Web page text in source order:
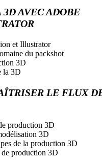
AVEC ADOBE
et Illustrator
du packshot
3D
la 3D
LE FLUX
production 3D
3D
de la production 3D
production 3D